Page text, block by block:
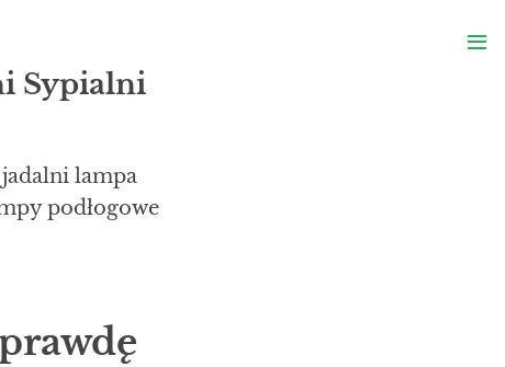
Sypialni
lampa
podłogowe
≡